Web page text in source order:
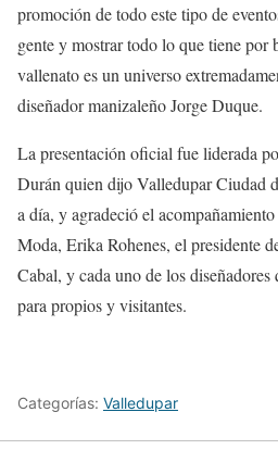
promoción de todo este tipo de
gente y mostrar todo lo que tiene por
vallenato es un universo
diseñador manizaleño Jorge Duque.
La presentación oficial fue liderada
Durán quien dijo Valledupar Ciudad
a día, y agradeció el
Moda, Erika Rohenes, el presidente
Cabal, y cada uno de los
para propios y visitantes.
Categorías: Valledupar